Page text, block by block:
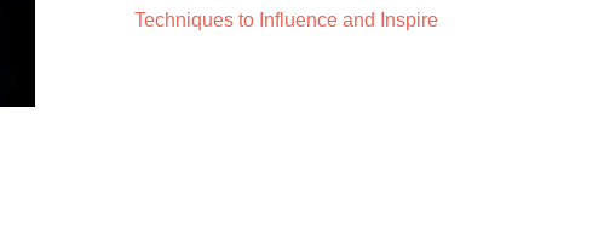
Techniques to Influence and Inspire